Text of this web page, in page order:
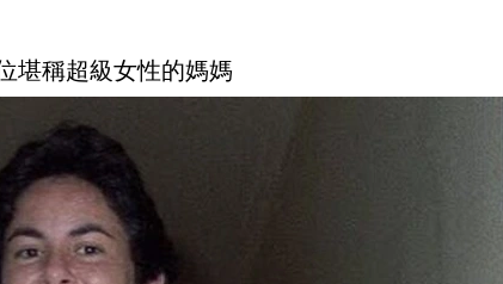
堪稱超級女性的媽媽